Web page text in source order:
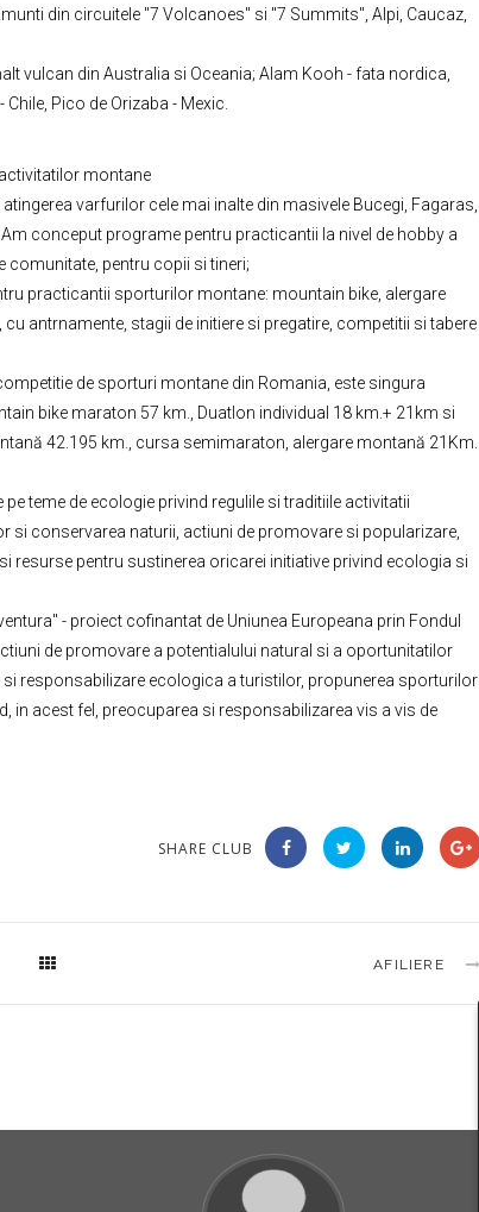
din circuitele "7 Volcanoes" si "7 Summits", Alpi, Caucaz,
vulcan din Australia si Oceania; Alam Kooh - fata nordica,
Pico de Orizaba - Mexic.
montane
varfurilor cele mai inalte din masivele Bucegi, Fagaras,
conceput programe pentru practicantii la nivel de hobby a
comunitate, pentru copii si tineri;
practicantii sporturilor montane: mountain bike, alergare
antrnamente, stagii de initiere si pregatire, competitii si tabere
de sporturi montane din Romania, este singura
bike maraton 57 km., Duatlon individual 18 km.+ 21km si
42.195 km., cursa semimaraton, alergare montană 21Km.
teme de ecologie privind regulile si traditiile activitatii
si conservarea naturii, actiuni de promovare si popularizare,
resurse pentru sustinerea oricarei initiative privind ecologia si
- proiect cofinantat de Uniunea Europeana prin Fondul
de promovare a potentialului natural si a oportunitatilor
si responsabilizare ecologica a turistilor, propunerea sporturilor
in acest fel, preocuparea si responsabilizarea vis a vis de
SHARE CLUB
AFILIERE